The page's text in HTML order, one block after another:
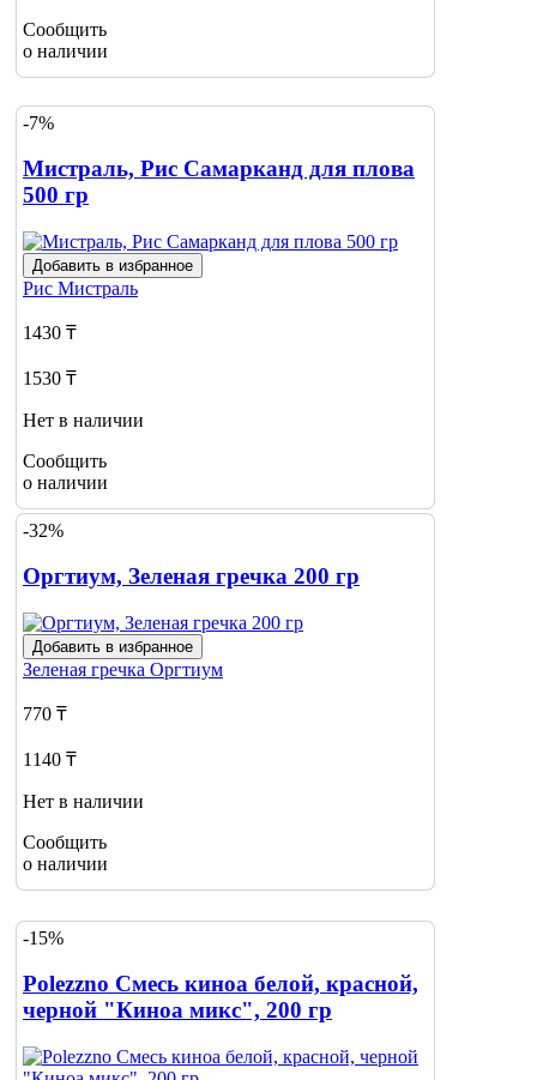
Сообщить
о наличии
-7%
Мистраль, Рис Самарканд для плова
500 гр
Добавить в избранное
Рис Мистраль
1430 ₸
1530 ₸
Нет в наличии
Сообщить
о наличии
-32%
Оргтиум, Зеленая гречка 200 гр
Добавить в избранное
Зеленая гречка Оргтиум
770 ₸
1140 ₸
Нет в наличии
Сообщить
о наличии
-15%
Polezzno Смесь киноа белой, красной,
черной "Киноа микс", 200 гр